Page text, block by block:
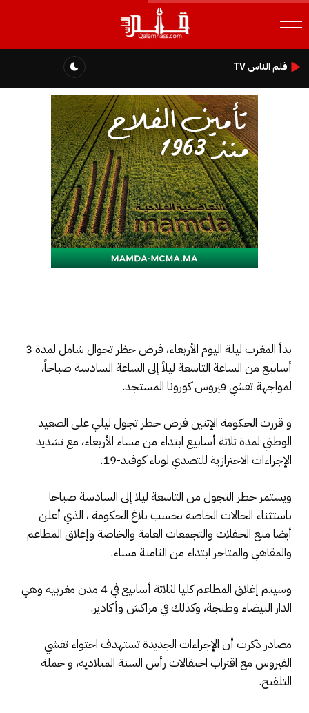
قلم الناس TV
بدأ المغرب ليلة اليوم الأربعاء، فرض حظر تجوال شامل لمدة 3
أسابيع من الساعة التاسعة ليلاً إلى الساعة السادسة صباحاً،
لمواجهة تفشي فيروس كورونا المستجد.
و قررت الحكومة الإثنين فرض حظر تجول ليلي على الصعيد
الوطني لمدة ثلاثة أسابيع ابتداء من مساء الأربعاء، مع تشديد
الإجراءات الاحترازية للتصدي لوباء كوفيد-19.
ويستمر حظر التجول من التاسعة ليلا إلى السادسة صباحا
باستثناء الحالات الخاصة بحسب بلاغ الحكومة ، الذي أعلن
أيضا منع الحفلات والتجمعات العامة والخاصة وإغلاق المطاعم
والمقاهي والمتاجر ابتداء من الثامنة مساء.
وسيتم إغلاق المطاعم كليا لثلاثة أسابيع في 4 مدن مغربية وهي
الدار البيضاء وطنجة، وكذلك في مراكش وأكادير.
مصادر ذكرت أن الإجراءات الجديدة تستهدف احتواء تفشي
الفيروس مع اقتراب احتفالات رأس السنة الميلادية، و حملة
التلقيح.